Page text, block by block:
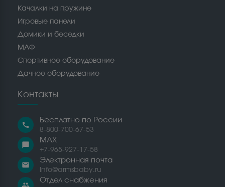
Качалки на пружине
Игровые панели
Домики и беседки
МАФ
Спортивное оборудование
Дачное оборудование
Контакты
call
Бесплатно по России
8-800-700-67-53
chat_bubble
MAX
+7-965-927-17-58
email
Электронная почта
info@armsbaby.ru
people
Отдел снабжения